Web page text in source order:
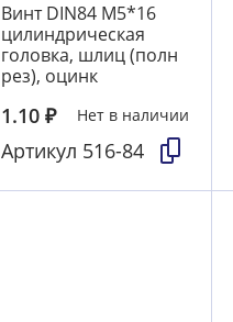
Винт DIN84 М5*16
цилиндрическая
головка, шлиц (полн
рез), оцинк
1.10₽ Нет в наличии
Артикул 516-84